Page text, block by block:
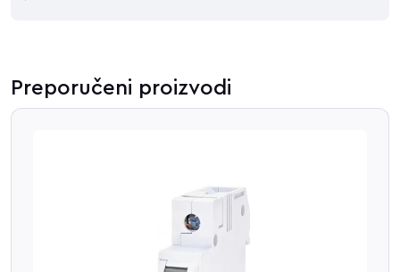
Preporučeni proizvodi